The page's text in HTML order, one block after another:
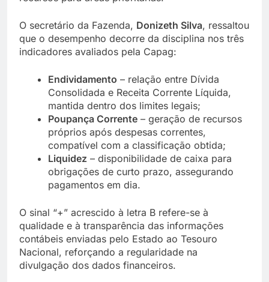
O secretário da Fazenda, Donizeth Silva, ressaltou
que o desempenho decorre da disciplina nos três
indicadores avaliados pela Capag:
Endividamento – relação entre Dívida
Consolidada e Receita Corrente Líquida,
mantida dentro dos limites legais;
Poupança Corrente – geração de recursos
próprios após despesas correntes,
compatível com a classificação obtida;
Liquidez – disponibilidade de caixa para
obrigações de curto prazo, assegurando
pagamentos em dia.
O sinal “+” acrescido à letra B refere-se à
qualidade e à transparência das informações
contábeis enviadas pelo Estado ao Tesouro
Nacional, reforçando a regularidade na
divulgação dos dados financeiros.